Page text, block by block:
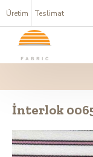
Üretim Teslimat
İnterlok